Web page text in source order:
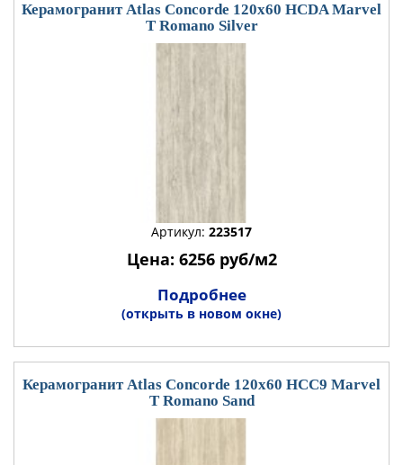
Керамогранит Atlas Concorde 120x60 HCDA Marvel
T Romano Silver
Артикул: 223517
Цена: 6256 руб/м2
Подробнее
(открыть в новом окне)
Керамогранит Atlas Concorde 120x60 HCC9 Marvel
T Romano Sand